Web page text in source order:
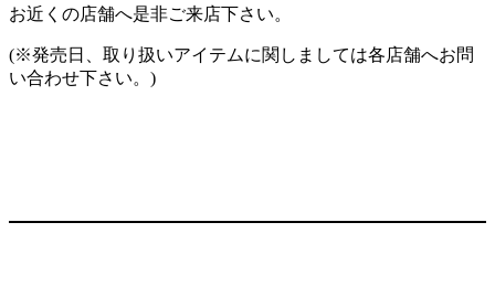
お近くの店舗へ是非ご来店下さい。
(※発売日、取り扱いアイテムに関しましては各店舗へお問
い合わせ下さい。)